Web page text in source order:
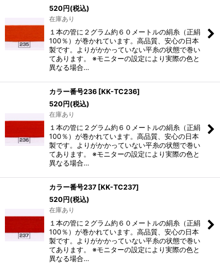
520円(税込)
在庫あり
１本の管に２グラム約６０メートルの絹糸（正絹
100％）が巻かれています。高品質、安心の日本
製です。よりがかかっていない平糸の状態で巻い
てあります。 ※モニターの設定により実際の色と
異なる場合…
カラー番号236 [KK-TC236]
520円(税込)
在庫あり
１本の管に２グラム約６０メートルの絹糸（正絹
100％）が巻かれています。高品質、安心の日本
製です。よりがかかっていない平糸の状態で巻い
てあります。 ※モニターの設定により実際の色と
異なる場合…
カラー番号237 [KK-TC237]
520円(税込)
在庫あり
１本の管に２グラム約６０メートルの絹糸（正絹
100％）が巻かれています。高品質、安心の日本
製です。よりがかかっていない平糸の状態で巻い
てあります。 ※モニターの設定により実際の色と
異なる場合…